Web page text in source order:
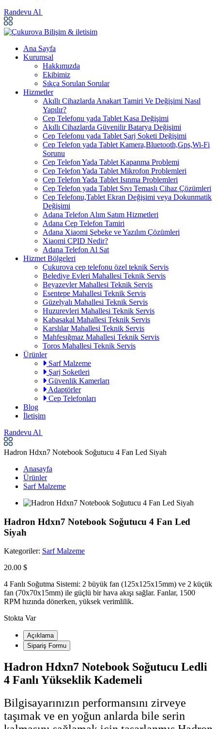
Randevu Al
Ana Sayfa
Kurumsal
Hakkımızda
Ekibimiz
Sıkça Sorulan Sorular
Hizmetler
Akıllı Cihazlarda Anakart Tamiri Ve Değişimi Nasıl
Yapılır?
Cep Telefonu yada Tablet Kasa Değişimi
Akıllı Cihazlarda Güvenilir Batarya Değişimi
Cep Telefonu yada Tablet Şarj Soketi Değişimi
Cep Telefon yada Tablet Kamera,Bluetooth,Gps,Wi-Fi
Sorunu
Cep Telefon Yada Tablet Kapanma Problemi
Cep Telefon Yada Tablet Mikrofon Problemleri
Cep Telefon Yada Tablet Isınma Problemleri
Cep Telefon yada Tablet Sıvı Temaslı Cihaz Çözümleri
Cep Telefonu,Tablet Ekran Değişimi veya Dokunmatik
Değişimi
Adana Telefon Alım Satım Hizmetleri
Adana Cep Telefon Tamiri
Adana Xiaomi Şebeke ve Yazılım Çözümleri
Xiaomi CPID Nedir?
Adana Telefon Al Sat
Hizmet Bölgeleri
Çukurova cep telefonu özel teknik Servis
Belediye Evleri Mahallesi Teknik Servis
Beyazevler Mahallesi Teknik Servis
Esentepe Mahallesi Teknik Servis
Güzelyalı Mahallesi Teknik Servis
Huzurevleri Mahallesi Teknik Servis
Kabasakal Mahallesi Teknik Servis
Karslılar Mahallesi Teknik Servis
Mahfesığmaz Mahallesi Teknik Servis
Toros Mahallesi Teknik Servis
Ürünler
Sarf Malzeme
Şarj Soketleri
Güvenlik Kamerları
Adaptörler
Cep Telefonları
Blog
İletişim
Randevu Al
Hadron Hdxn7 Notebook Soğutucu 4 Fan Led Siyah
Anasayfa
Ürünler
Sarf Malzeme
Hadron Hdxn7 Notebook Soğutucu 4 Fan Led
Siyah
Kategoriler: Sarf Malzeme
20.00 $
4 Fanlı Soğutma Sistemi: 2 büyük fan (125x125x15mm) ve 2 küçük
fan (70x70x15mm) ile güçlü bir hava akışı sağlar. Fanlar, 1500
RPM hızında dönerken, yüksek verimlilik.
Stokta Var
Açıklama
Sipariş Formu
Hadron Hdxn7 Notebook Soğutucu Ledli
4 Fanlı Yükseklik Kademeli
Bilgisayarınızın performansını zirveye
taşımak ve en yoğun anlarda bile serin